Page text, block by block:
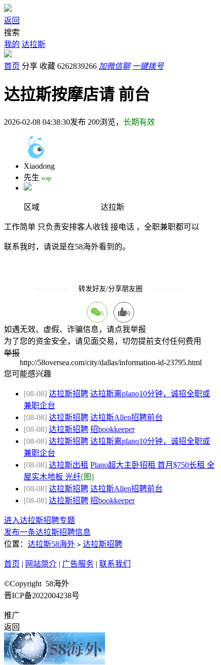
返回
搜索
我的 达拉斯
首页 分享 收藏 6262839266 加微信聊 一键拨号
达拉斯按摩店请 前台
2026-02-08 04:38:30发布 200浏览， 长期有效
Xiaodong
先生 wap
区域 达拉斯
工作简单 只负责安排客人收钱 接电话 ，全职兼职都可以
联系我时，请说是在58海外看到的。
转发好友/分享朋友圈
0 0
如遇无效、虚假、诈骗信息，请点我举报
为了您的资金安全，请见面交易，切勿提前支付任何费用
举报
http://58oversea.com/city/dallas/information-id-23795.html
您可能感兴趣
[08-08] 达拉斯招聘 达拉斯离plano10分钟，诚招全职或
兼职企台
[08-08] 达拉斯招聘 达拉斯Allen招聘前台
[08-08] 达拉斯招聘 招bookkeeper
[08-08] 达拉斯招聘 达拉斯离plano10分钟，诚招全职或
兼职企台
[08-08] 达拉斯出租 Plano超大主卧招租 首月$750长租 全
屋实木地板 光纤[图]
[08-08] 达拉斯招聘 达拉斯Allen招聘前台
[08-08] 达拉斯招聘 招bookkeeper
进入达拉斯招聘专题
发布一条达拉斯招聘信息
位置： 达拉斯58海外 > 达拉斯招聘
首页 | 网站简介 | 广告服务 | 联系我们
©Copyright 58海外
晋ICP备2022004238号
推广
返回